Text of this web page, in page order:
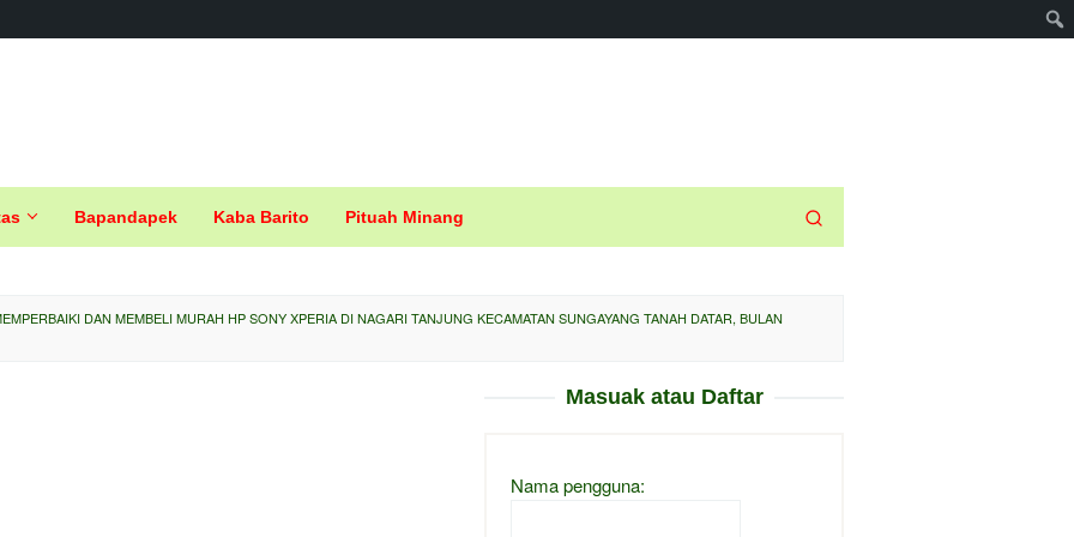
Bapandapek Kaba Barito Pituah Minang
DAN MEMBELI MURAH HP SONY XPERIA DI NAGARI TANJUNG KECAMATAN SUNGAYANG TANAH DATAR, BULAN
Masuak atau Daftar
Nama pengguna: